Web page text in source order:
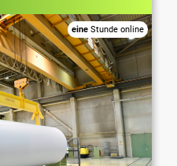
eine Stunde online